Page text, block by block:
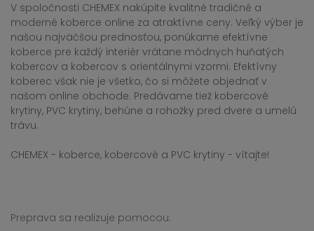
V spoločnosti CHEMEX nakúpite kvalitné tradičné a
moderné koberce online za atraktívne ceny. Veľký výber je
našou najväčšou prednosťou, ponúkame efektívne
koberce pre každý interiér vrátane módnych huňatých
kobercov a kobercov s orientálnymi vzormi. Efektívny
koberec však nie je všetko, čo si môžete objednať v
našom online obchode. Predávame tiež kobercové
krytiny, PVC krytiny, behúne a rohožky pred dvere a umelú
trávu.
CHEMEX - koberce, kobercové a PVC krytiny - vítajte!
Preprava sa realizuje pomocou: